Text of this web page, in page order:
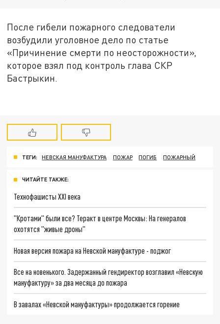
После гибели пожарного следователи
возбудили уголовное дело по статье
«Причинение смерти по неосторожности»,
которое взял под контроль глава СКР
Бастрыкин.
ТЕГИ: НЕВСКАЯ МАНУФАКТУРА ПОЖАР ПОГИБ ПОЖАРНЫЙ
ЧИТАЙТЕ ТАКЖЕ:
Технофашисты XXI века
"Кротами" были все? Теракт в центре Москвы: На генералов
охотятся "живые дроны"
Новая версия пожара на Невской мануфактуре - поджог
Все на новенького. Задержанный гендиректор возглавил «Невскую
мануфактуру» за два месяца до пожара
В завалах «Невской мануфактуры» продолжается горение